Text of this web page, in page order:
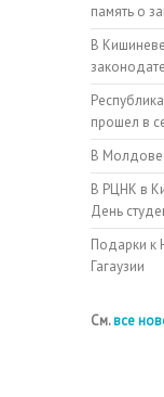
память о
В
прошел в
В Молдове
В РЦНК в
День
Подарки к
Гагаузии
См.все